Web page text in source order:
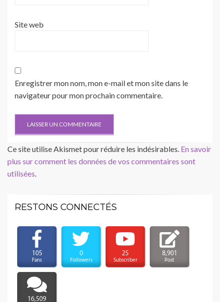
Site web
Enregistrer mon nom, mon e-mail et mon site dans le
navigateur pour mon prochain commentaire.
Ce site utilise Akismet pour réduire les indésirables. En savoir
plus sur comment les données de vos commentaires sont
utilisées.
RESTONS CONNECTÉS
105
Fans
0
Followers
25
Subscriber
8,901
Post
16,509